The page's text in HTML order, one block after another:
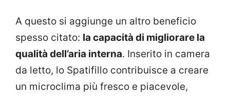
A questo si aggiunge un altro beneficio
spesso citato: la capacità di migliorare la
qualità dell’aria interna. Inserito in camera
da letto, lo Spatifillo contribuisce a creare
un microclima più fresco e piacevole,